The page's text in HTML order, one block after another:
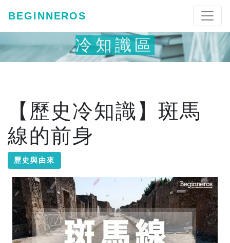
BEGINNEROS
冷知識區
【歷史冷知識】斑馬
線的前身
歷史與由來